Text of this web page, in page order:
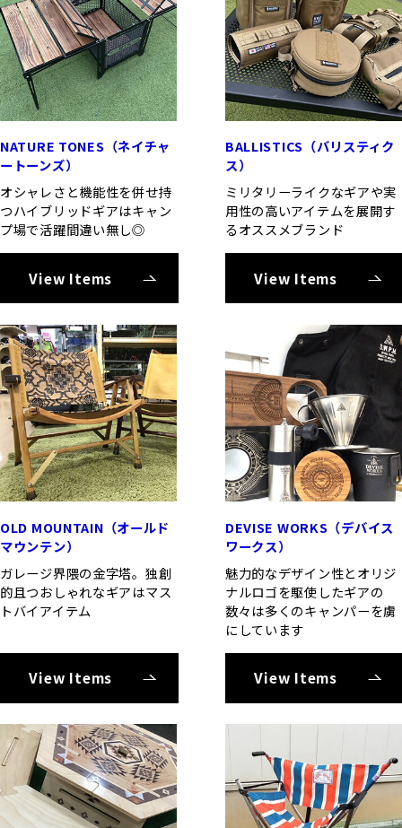
NATURE TONES（ネイチャ
ートーンズ）
オシャレさと機能性を併せ持
つハイブリッドギアはキャン
プ場で活躍間違い無し◎
View Items
BALLISTICS（バリスティク
ス）
ミリタリーライクなギアや実
用性の高いアイテムを展開す
るオススメブランド
View Items
OLD MOUNTAIN（オールド
マウンテン）
ガレージ界隈の金字塔。独創
的且つおしゃれなギアはマス
トバイアイテム
View Items
DEVISE WORKS（デバイス
ワークス）
魅力的なデザイン性とオリジ
ナルロゴを駆使したギアの
数々は多くのキャンパーを虜
にしています
View Items